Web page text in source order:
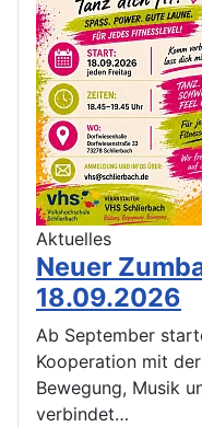
Aktuelles
Neuer
18.09.2026
Ab September
Kooperation mit
Bewegung, Musik
verbindet…